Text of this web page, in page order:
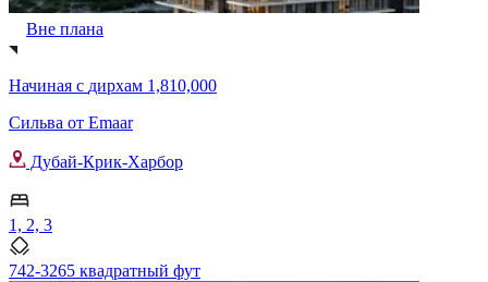
Вне плана
Начиная с дирхам 1,810,000
Сильва от Emaar
Дубай-Крик-Харбор
1, 2, 3
742-3265 квадратный фут